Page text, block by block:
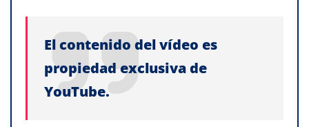
El contenido del vídeo es
propiedad exclusiva de
YouTube.